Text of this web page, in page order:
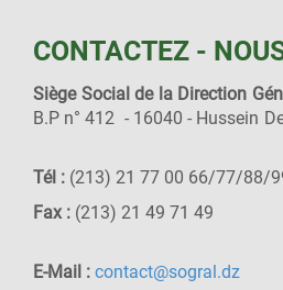
CONTACTEZ -
Siège Social de la Direction
B.P n° 412 - 16040 - Hussein
Tél : (213) 21 77 00 66/77/88/
Fax : (213) 21 49 71 49
E-Mail : contact@sogral.dz